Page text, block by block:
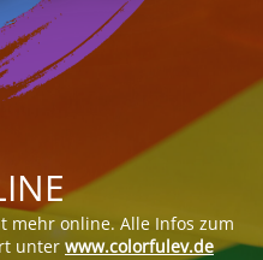
mehr online. Alle Infos zum
unter www.colorfulev.de